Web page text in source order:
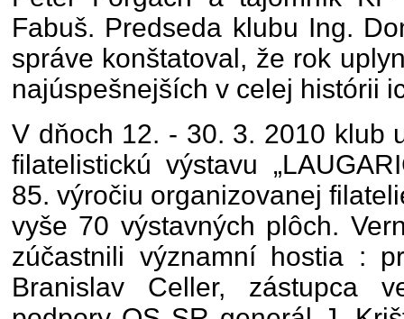
Fabuš. Predseda klubu Ing.
správe konštatoval, že rok
najúspešnejších v celej histórii
V dňoch 12. - 30. 3. 2010 klub
filatelistickú výstavu
85. výročiu organizovanej
vyše 70 výstavných plôch.
zúčastnili významní hostia :
Branislav Celler, zástupca